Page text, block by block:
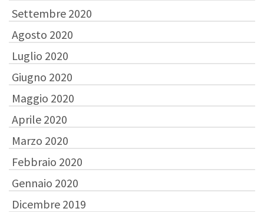
Settembre 2020
Agosto 2020
Luglio 2020
Giugno 2020
Maggio 2020
Aprile 2020
Marzo 2020
Febbraio 2020
Gennaio 2020
Dicembre 2019